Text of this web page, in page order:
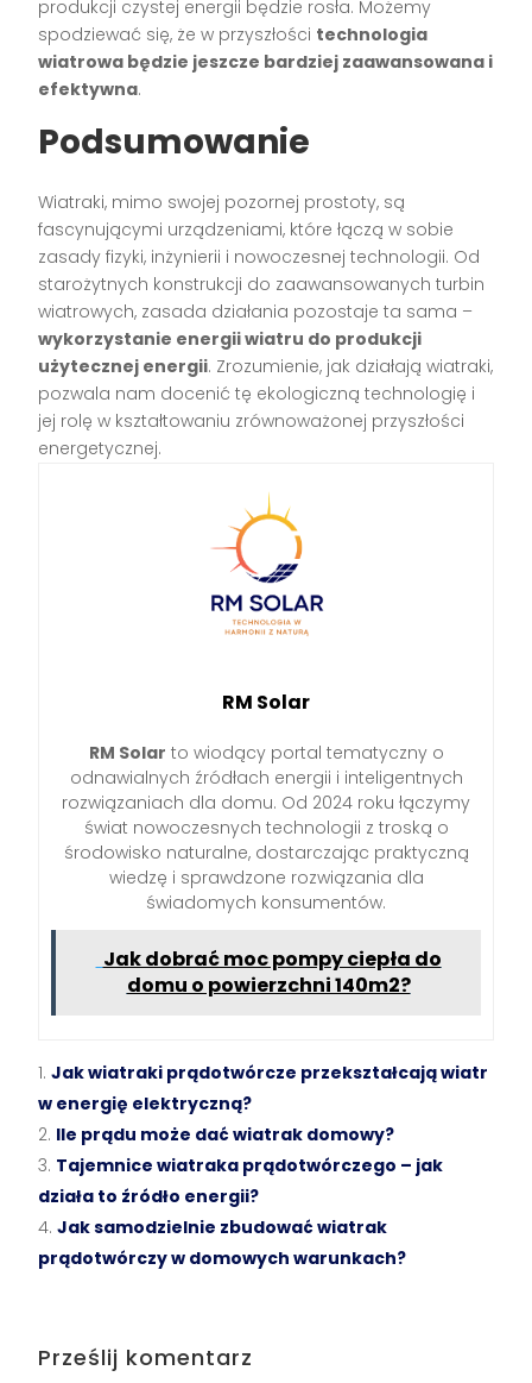
produkcji czystej energii będzie rosła. Możemy
spodziewać się, że w przyszłości technologia
wiatrowa będzie jeszcze bardziej zaawansowana i
efektywna.
Podsumowanie
Wiatraki, mimo swojej pozornej prostoty, są
fascynującymi urządzeniami, które łączą w sobie
zasady fizyki, inżynierii i nowoczesnej technologii. Od
starożytnych konstrukcji do zaawansowanych turbin
wiatrowych, zasada działania pozostaje ta sama –
wykorzystanie energii wiatru do produkcji
użytecznej energii. Zrozumienie, jak działają wiatraki,
pozwala nam docenić tę ekologiczną technologię i
jej rolę w kształtowaniu zrównoważonej przyszłości
energetycznej.
RM Solar
RM Solar to wiodący portal tematyczny o
odnawialnych źródłach energii i inteligentnych
rozwiązaniach dla domu. Od 2024 roku łączymy
świat nowoczesnych technologii z troską o
środowisko naturalne, dostarczając praktyczną
wiedzę i sprawdzone rozwiązania dla
świadomych konsumentów.
Jak dobrać moc pompy ciepła do
domu o powierzchni 140m2?
Jak wiatraki prądotwórcze przekształcają wiatr
w energię elektryczną?
Ile prądu może dać wiatrak domowy?
Tajemnice wiatraka prądotwórczego – jak
działa to źródło energii?
Jak samodzielnie zbudować wiatrak
prądotwórczy w domowych warunkach?
Prześlij komentarz